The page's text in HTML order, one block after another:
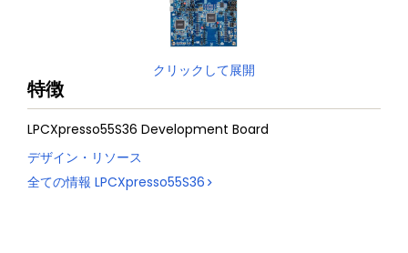
クリックして展開
特徴
LPCXpresso55S36 Development Board
デザイン・リソース
全ての情報 LPCXpresso55S36